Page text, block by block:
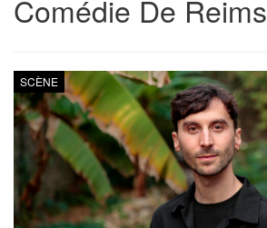
Comédie De Reims
SCÈNE